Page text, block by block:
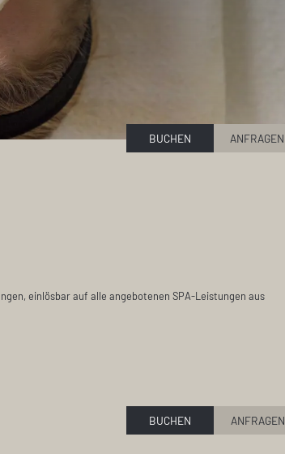
BUCHEN ANFRAGEN
einlösbar auf alle angebotenen SPA-Leistungen aus
BUCHEN ANFRAGEN